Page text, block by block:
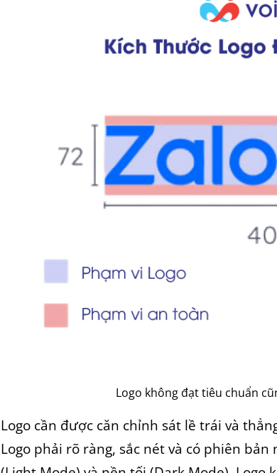
Logo không đạt tiêu chuẩn
Logo cần được căn chỉnh sát lề trái và
Logo phải rõ ràng, sắc nét và có phiên